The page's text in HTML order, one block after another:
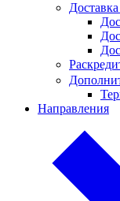
Направления